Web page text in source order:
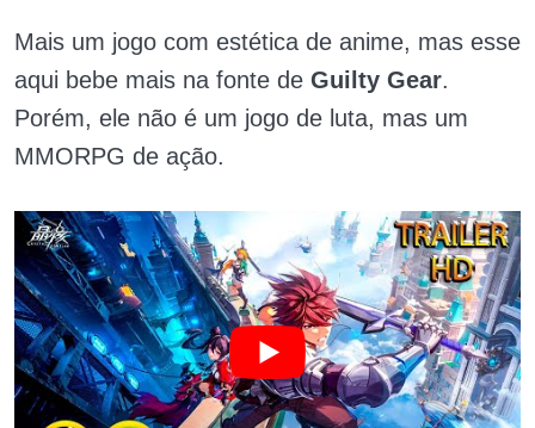
Mais um jogo com estética de anime, mas esse
aqui bebe mais na fonte de Guilty Gear.
Porém, ele não é um jogo de luta, mas um
MMORPG de ação.